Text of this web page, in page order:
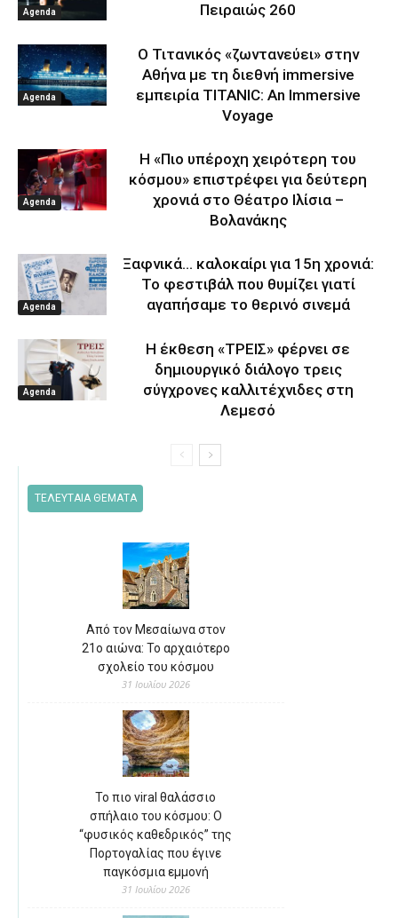
Agenda
Πειραιώς 260
Agenda
Ο Τιτανικός «ζωντανεύει» στην
Αθήνα με τη διεθνή immersive
εμπειρία TITANIC: An Immersive
Voyage
Agenda
Η «Πιο υπέροχη χειρότερη του
κόσμου» επιστρέφει για δεύτερη
χρονιά στο Θέατρο Ιλίσια –
Βολανάκης
Agenda
Ξαφνικά… καλοκαίρι για 15η χρονιά:
Το φεστιβάλ που θυμίζει γιατί
αγαπήσαμε το θερινό σινεμά
Agenda
Η έκθεση «ΤΡΕΙΣ» φέρνει σε
δημιουργικό διάλογο τρεις
σύγχρονες καλλιτέχνιδες στη
Λεμεσό
ΤΕΛΕΥΤΑΙΑ ΘΕΜΑΤΑ
Από τον Μεσαίωνα στον
21ο αιώνα: Το αρχαιότερο
σχολείο του κόσμου
31 Ιουλίου 2026
Το πιο viral θαλάσσιο
σπήλαιο του κόσμου: Ο
“φυσικός καθεδρικός” της
Πορτογαλίας που έγινε
παγκόσμια εμμονή
31 Ιουλίου 2026